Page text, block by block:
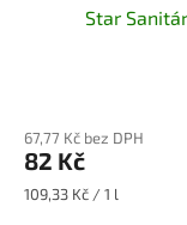
Star
67,77 Kč bez DPH
82 Kč
Měrná
109,33 Kč / 1 l